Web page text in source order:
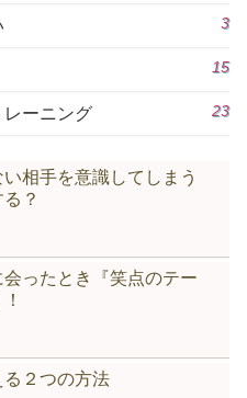
3
15
ーニング 23
相手を意識してしまう
？
ったとき『笑点のテー
２つの方法